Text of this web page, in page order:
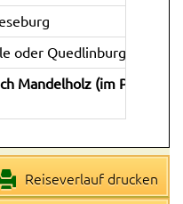
oder Quedlinburg
Mandelholz (im Preis
Reiseverlauf drucken